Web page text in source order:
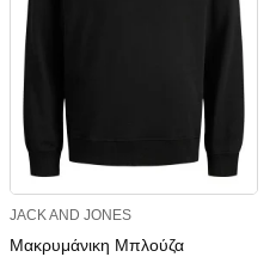
JACK AND JONES
Μακρυμάνικη Μπλούζα